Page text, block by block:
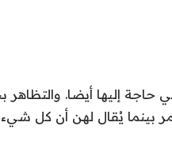
إليها أيضا.
بينما يُقال لهن أن كل شيء